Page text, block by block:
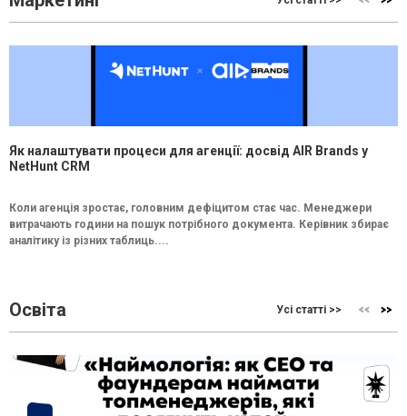
Як налаштувати процеси для агенції: досвід AIR Brands у
NetHunt CRM
Коли агенція зростає, головним дефіцитом стає час. Менеджери
витрачають години на пошук потрібного документа. Керівник збирає
аналітику із різних таблиць....
Освіта Усі статті >>